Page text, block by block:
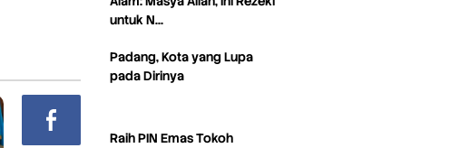
untuk N…
Padang, Kota yang Lupa
pada Dirinya
Raih PIN Emas Tokoh